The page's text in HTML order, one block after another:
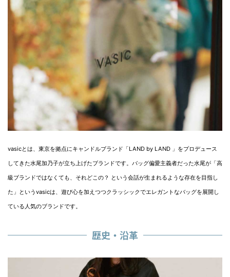
vasicとは、東京を拠点にキャンドルブランド「LAND by LAND 」をプロデュース
してきた水尾加乃子が立ち上げたブランドです。バッグ偏愛主義者だった水尾が「高
級ブランドではなくても、それどこの？ という会話が生まれるような存在を目指し
た」というvasicは、遊び心を加えつつクラッシックでエレガントなバッグを展開し
ている人気のブランドです。
歴史・沿革